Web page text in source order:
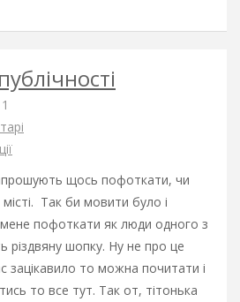
щось пофоткати, чи
Так би мовити було і
мене пофоткати як люди одного з
різдвяну шопку. Ну не про це
зацікавило то можна почитати і
то все тут. Так от, тітонька